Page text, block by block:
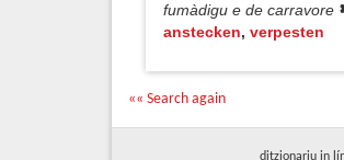
fumàdigu e de carravore
anstecken, verpesten
«« Search again
ditzionariu in